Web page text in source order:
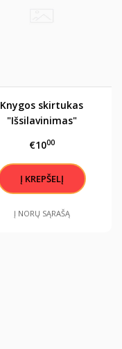
Knygos skirtukas
"Išsilavinimas"
€1000
Į NORŲ SĄRAŠĄ